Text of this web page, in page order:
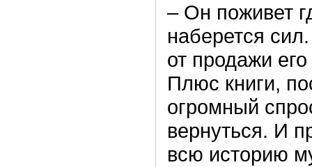
– Он поживет
наберется
от продажи
Плюс книги,
огромный
вернуться. И
всю историю